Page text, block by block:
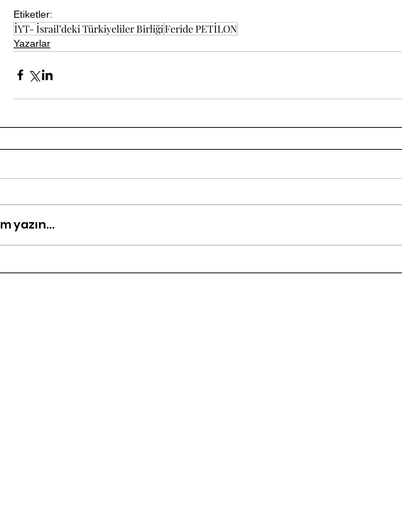
Etiketler:
İYT- İsrail’deki Türkiyeliler BirliğiFeride PETİLON
Yazarlar
yazın...